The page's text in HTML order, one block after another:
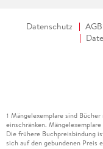
Datenschutz AGB
1 Mängelexemplare sind
einschränken.
Die frühere Buchpreisbindung
sich auf den gebundenen Preis